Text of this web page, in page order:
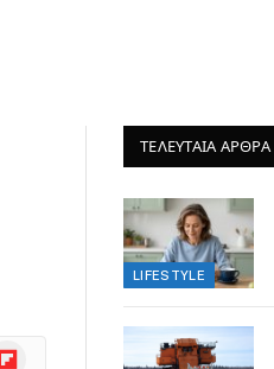
ΤΕΛΕΥΤΑΙΑ ΑΡΘΡΑ
LIFESTYLE